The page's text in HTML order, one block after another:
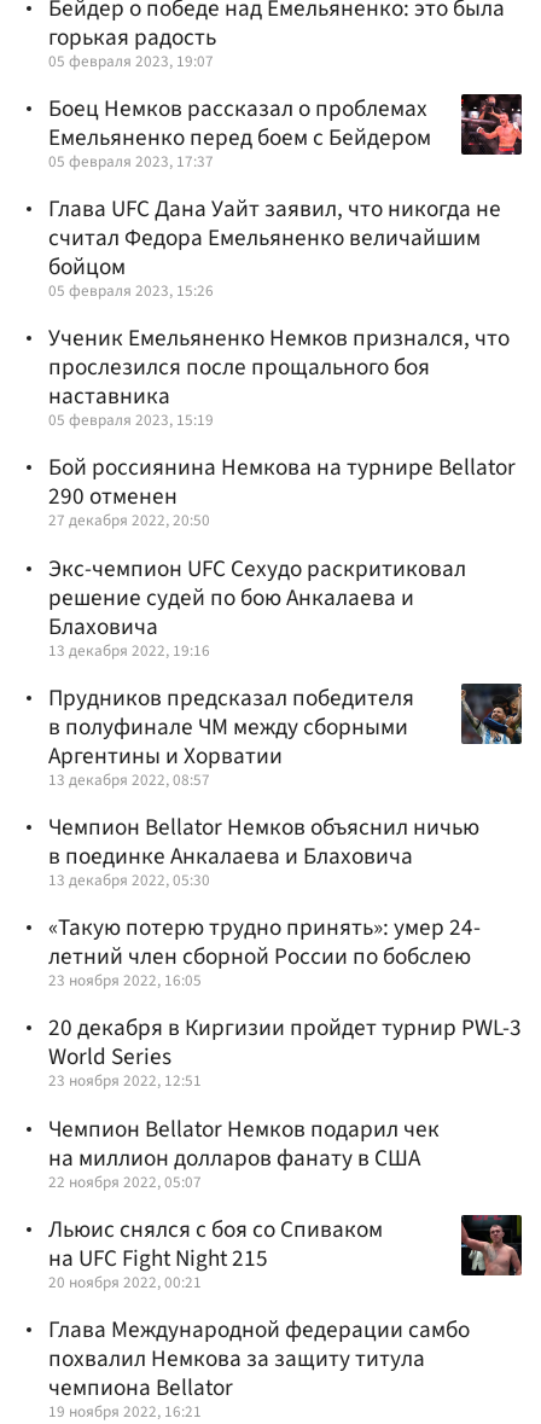
Бейдер о победе над Емельяненко: это была
горькая радость
05 февраля 2023, 19:07
Боец Немков рассказал о проблемах
Емельяненко перед боем с Бейдером
05 февраля 2023, 17:37
Глава UFC Дана Уайт заявил, что никогда не
считал Федора Емельяненко величайшим
бойцом
05 февраля 2023, 15:26
Ученик Емельяненко Немков признался, что
прослезился после прощального боя
наставника
05 февраля 2023, 15:19
Бой россиянина Немкова на турнире Bellator
290 отменен
27 декабря 2022, 20:50
Экс-чемпион UFC Сехудо раскритиковал
решение судей по бою Анкалаева и
Блаховича
13 декабря 2022, 19:16
Прудников предсказал победителя
в полуфинале ЧМ между сборными
Аргентины и Хорватии
13 декабря 2022, 08:57
Чемпион Bellator Немков объяснил ничью
в поединке Анкалаева и Блаховича
13 декабря 2022, 05:30
«Такую потерю трудно принять»: умер 24-
летний член сборной России по бобслею
23 ноября 2022, 16:05
20 декабря в Киргизии пройдет турнир PWL-3
World Series
23 ноября 2022, 12:51
Чемпион Bellator Немков подарил чек
на миллион долларов фанату в США
22 ноября 2022, 05:07
Льюис снялся с боя со Спиваком
на UFC Fight Night 215
20 ноября 2022, 00:21
Глава Международной федерации самбо
похвалил Немкова за защиту титула
чемпиона Bellator
19 ноября 2022, 16:21